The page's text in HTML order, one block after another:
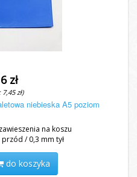
zł
zł)
niebieska A5 poziom
na koszu
/ 0,3 mm tył
do koszyka